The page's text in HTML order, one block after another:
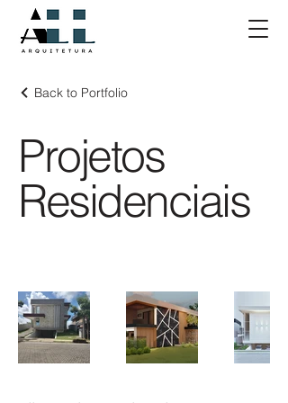
Back to Portfolio
Projetos
Residenciais